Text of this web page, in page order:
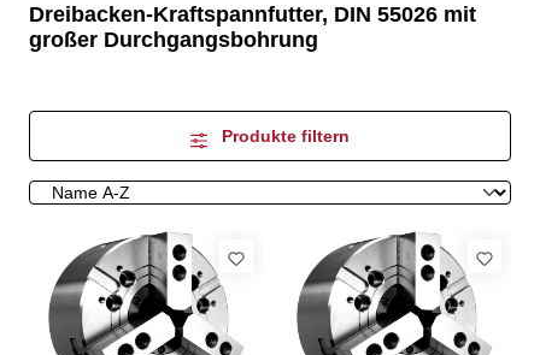
Dreibacken-Kraftspannfutter, DIN 55026 mit
großer Durchgangsbohrung
Produkte filtern